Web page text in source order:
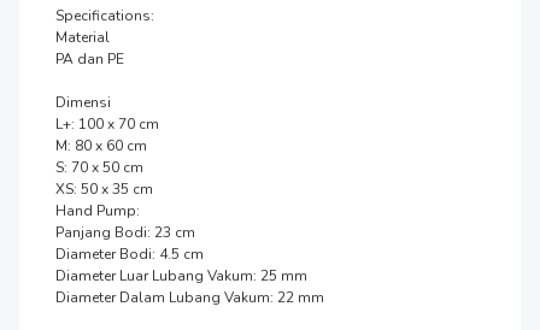
Specifications:
Material
PA dan PE
Dimensi
L+: 100 x 70 cm
M: 80 x 60 cm
S: 70 x 50 cm
XS: 50 x 35 cm
Hand Pump:
Panjang Bodi: 23 cm
Diameter Bodi: 4.5 cm
Diameter Luar Lubang Vakum: 25 mm
Diameter Dalam Lubang Vakum: 22 mm